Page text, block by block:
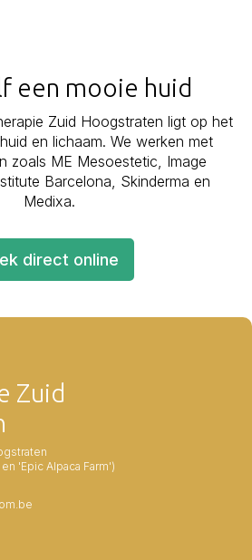
een mooie huid
Zuid Hoogstraten ligt op het
en lichaam. We werken met
zoals ME Mesoestetic, Image
Barcelona, Skinderma en
Medixa.
direct online
Zuid
'Epic Alpaca Farm')